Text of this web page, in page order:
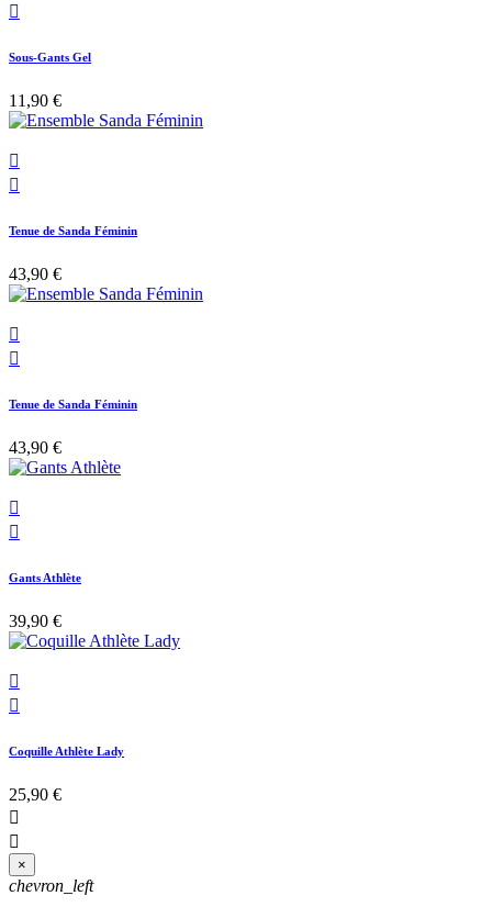

Sous-Gants Gel
11,90 €


Tenue de Sanda Féminin
43,90 €


Tenue de Sanda Féminin
43,90 €


Gants Athlète
39,90 €


Coquille Athlète Lady
25,90 €


×
chevron_left